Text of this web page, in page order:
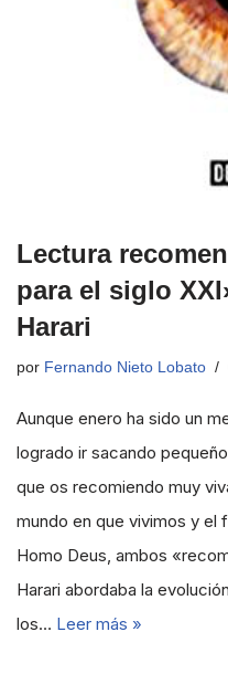
Lectura
para el siglo
Harari
por Fernando Nieto Lobato
Aunque enero ha sido un
logrado ir sacando
que os recomiendo muy
mundo en que vivimos y el
Homo Deus, ambos
Harari abordaba la
los… Leer más »